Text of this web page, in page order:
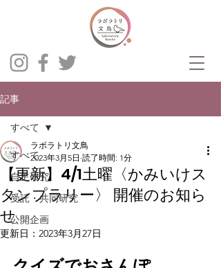
記事
すべて
自主研究
受託・共同研究
公開企画
すべて
【更新】4/1土曜〈かみいけス
タンプラリー〉 開催のお知ら
せ
ラボラトリ文鳥
2023年3月5日 読了時間: 1分
更新日： 2023年3月27日